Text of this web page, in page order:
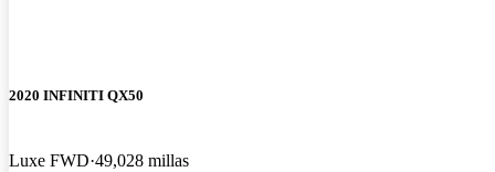
2020 INFINITI QX50
Luxe FWD 49,028 millas